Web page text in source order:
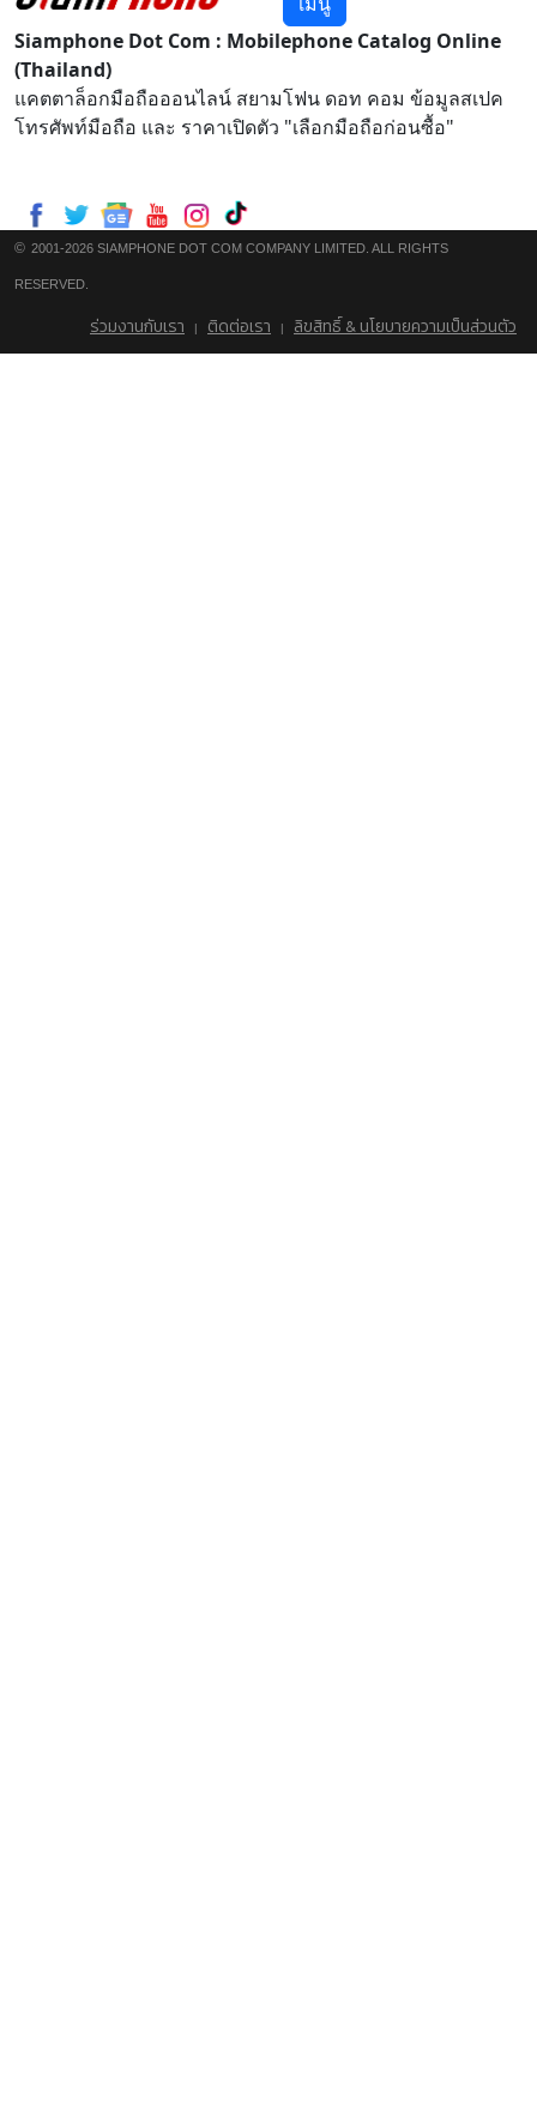
Siamphone Dot Com : Mobilephone Catalog Online
(Thailand)
แคตตาล็อกมือถือออนไลน์ สยามโฟน ดอท คอม ข้อมูลสเปค
โทรศัพท์มือถือ และ ราคาเปิดตัว "เลือกมือถือก่อนซื้อ"
© 2001-2026 SIAMPHONE DOT COM COMPANY LIMITED. ALL RIGHTS
RESERVED.
ร่วมงานกับเรา | ติดต่อเรา | ลิขสิทธิ์ & นโยบายความเป็นส่วนตัว